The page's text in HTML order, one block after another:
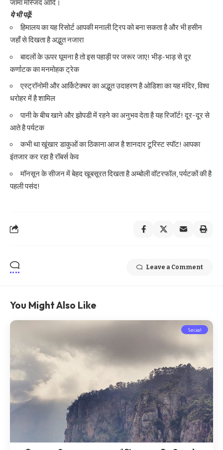
जामा मस्जिद आदि।
ये भी पढ़ें:
हिमालय का यह रिसोर्ट आपकी मनाली ट्रिप को बना सकता है और भी हसीन
जहाँ से दिखता है अद्भुत नजारा
बादलों के ऊपर घूमना है तो इस पहाड़ी पर जरूर जाए! भीड़-भाड़ से दूर
कर्णाटक का मनमोहक ट्रेक
एस्ट्रॉनोमी और आर्किटेक्चर का अद्भुत उदाहरण है ओडिशा का यह मंदिर, विश्व
धरोहर में है शामिल
पानी के बीच खाने और झोपडी में रहने का अनुभव देता है यह रिजॉर्ट! दूर-दूर से
आते है पर्यटक
कभी था खूंखार डाकुओं का ठिकाना आज है शानदार टूरिस्ट स्पॉट! आपका
इंतजार कर रहा है रॉबर्स केव
मॉनसून के सीजन में बेहद खूबसूरत दिखता है अम्बोली वॉटरफॉल, पर्यटकों की है
पहली पसंद!
Leave a Comment
You Might Also Like
Social